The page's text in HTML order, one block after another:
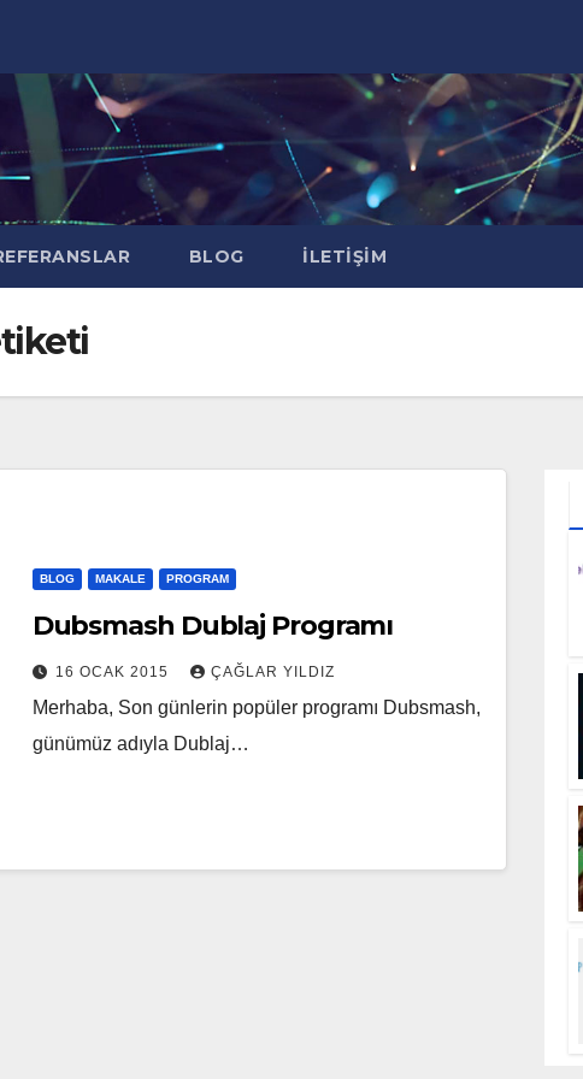
BLOG İLETIŞIM
BLOG MAKALE PROGRAM
Dubsmash Dublaj Programı
16 OCAK 2015 ÇAĞLAR YILDIZ
Merhaba, Son günlerin popüler programı Dubsmash,
günümüz adıyla Dublaj…